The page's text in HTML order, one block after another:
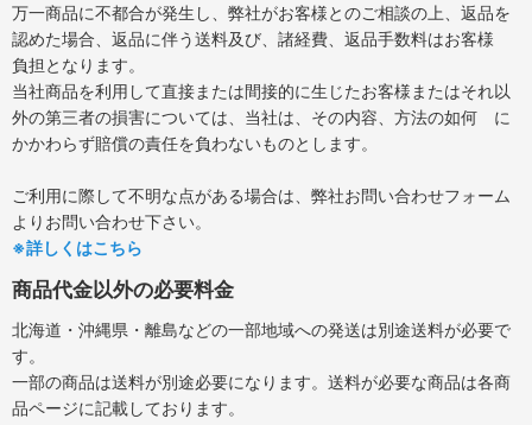
万一商品に不都合が発生し、弊社がお客様とのご相談の上、返品を
認めた場合、返品に伴う送料及び、諸経費、返品手数料はお客様
負担となります。
当社商品を利用して直接または間接的に生じたお客様またはそれ以
外の第三者の損害については、当社は、その内容、方法の如何 に
かかわらず賠償の責任を負わないものとします。
ご利用に際して不明な点がある場合は、弊社お問い合わせフォーム
よりお問い合わせ下さい。
※詳しくはこちら
商品代金以外の必要料金
北海道・沖縄県・離島などの一部地域への発送は別途送料が必要で
す。
一部の商品は送料が別途必要になります。送料が必要な商品は各商
品ページに記載しております。